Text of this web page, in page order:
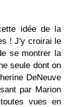
idée de la
! J'y croirai le
se montrer la
seule dont on
DeNeuve
par Marion
vues en